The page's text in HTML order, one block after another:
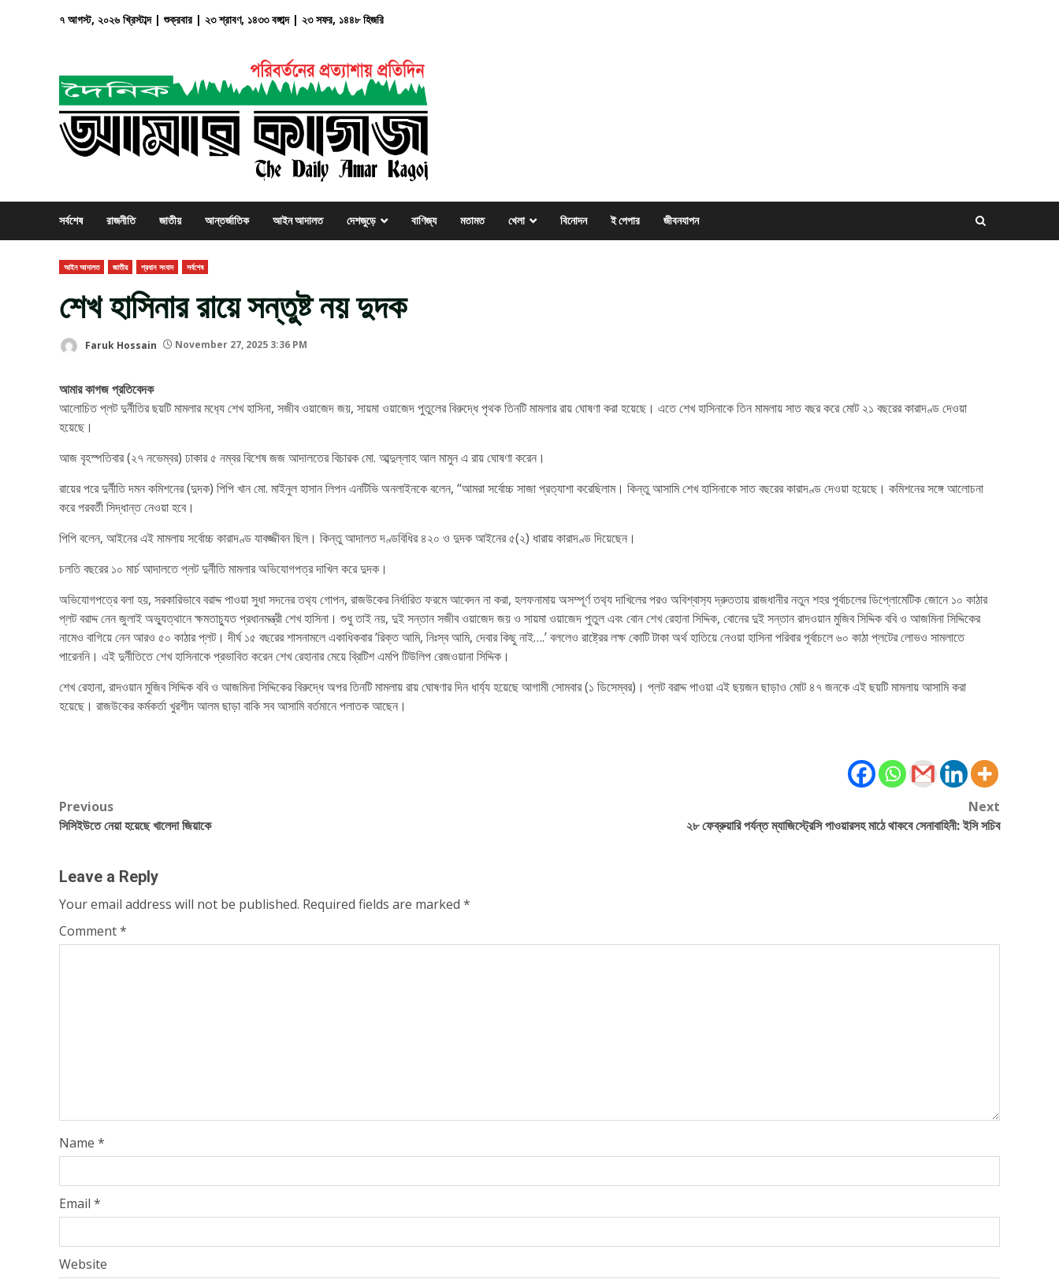
৭ আগস্ট, ২০২৬ খ্রিস্টাব্দ | শুক্রবার | ২৩ শ্রাবণ, ১৪৩৩ বঙ্গাব্দ | ২৩ সফর, ১৪৪৮ হিজরি
সর্বশেষ রাজনীতি জাতীয় আন্তর্জাতিক আইন আদালত দেশজুড়ে বাণিজ্য মতামত খেলা বিনোদন ই পেপার জীবনযাপন
আইন আদালত জাতীয় প্রধান সংবাদ সর্বশেষ
শেখ হাসিনার রায়ে সন্তুষ্ট নয় ‍দুদক
Faruk Hossain November 27, 2025 3:36 PM
আমার কাগজ প্রতিবেদক
আলোচিত প্লট দুর্নীতির ছয়টি মামলার মধ‍্যে শেখ হাসিনা, সজীব ওয়াজেদ জয়, সায়মা ওয়াজেদ পুতুলের বিরুদ্ধে পৃথক তিনটি মামলার রায় ঘোষণা করা হয়েছে। এতে শেখ হাসিনাকে তিন মামলায় সাত বছর করে মোট ২১ বছরের কারাদণ্ড দেওয়া
হয়েছে।
আজ বৃহস্পতিবার (২৭ নভেম্বর) ঢাকার ৫ নম্বর বিশেষ জজ আদালতের বিচারক মো. আব্দুল্লাহ আল মামুন এ রায় ঘোষণা করেন।
রায়ের পরে দুর্নীতি দমন কমিশনের (দুদক) পিপি খান মো. মাইনুল হাসান লিপন এনটিভি অনলাইনকে বলেন, “আমরা সর্বোচ্চ সাজা প্রত্যাশা করেছিলাম। কিন্তু আসামি শেখ হাসিনাকে সাত বছরের কারাদণ্ড দেওয়া হয়েছে। কমিশনের সঙ্গে আলোচনা
করে পরবর্তী সিদ্ধান্ত নেওয়া হবে।
পিপি বলেন, আইনের এই মামলায় সর্বোচ্চ কারাদণ্ড যাবজ্জীবন ছিল। কিন্তু আদালত দণ্ডবিধির ৪২০ ও দুদক আইনের ৫(২) ধারায় কারাদণ্ড দিয়েছেন।
চলতি বছরের ১০ মার্চ আদালতে প্লট দুর্নীতি মামলার অভিযোগপত্র দাখিল করে দুদক।
অভিযোগপত্রে বলা হয়, সরকারিভাবে বরাদ্দ পাওয়া সুধা সদনের তথ‍্য গোপন, রাজউকের নির্ধারিত ফরমে আবেদন না করা, হলফনামায় অসম্পূর্ণ তথ‍্য দাখিলের পরও অবিশ্বাস‍্য দ্রুততায় রাজধানীর নতুন শহর পূর্বাচলের ডিপ্লোমেটিক জোনে ১০ কাঠার
প্লট বরাদ্দ নেন জুলাই অভ‍্যুত্থানে ক্ষমতাচ‍্যুত প্রধানমন্ত্রী শেখ হাসিনা। শুধু তাই নয়, দুই সন্তান সজীব ওয়াজেদ জয় ও সায়মা ওয়াজেদ পুতুল এবং বোন শেখ রেহানা সিদ্দিক, বোনের দুই সন্তান রাদওয়ান মুজিব সিদ্দিক ববি ও আজমিনা সিদ্দিকের
নামেও বাগিয়ে নেন আরও ৫০ কাঠার প্লট। দীর্ঘ ১৫ বছরের শাসনামলে একাধিকবার ‘রিক্ত আমি, নিঃস্ব আমি, দেবার কিছু নাই….’ বললেও রাষ্ট্রের লক্ষ কোটি টাকা অর্থ হাতিয়ে নেওয়া হাসিনা পরিবার পূর্বাচলে ৬০ কাঠা প্লটের লোভও সামলাতে
পারেননি। এই দুর্নীতিতে শেখ হাসিনাকে প্রভাবিত করেন শেখ রেহানার মেয়ে ব্রিটিশ এমপি টিউলিপ রেজওয়ানা সিদ্দিক।
শেখ রেহানা, রাদওয়ান মুজিব সিদ্দিক ববি ও আজমিনা সিদ্দিকের বিরুদ্ধে অপর তিনটি মামলায় রায় ঘোষণার দিন ধার্য‍্য হয়েছে আগামী সোমবার (১ ডিসেম্বর)। প্লট বরাদ্দ পাওয়া এই ছয়জন ছাড়াও মোট ৪৭ জনকে এই ছয়টি মামলায় আসামি করা
হয়েছে। রাজউকের কর্মকর্তা খুরশীদ আলম ছাড়া বাকি সব আসামি বর্তমানে পলাতক আছেন।
Post
Previous
সিসিইউতে নেয়া হয়েছে খালেদা জিয়াকে
Next
২৮ ফেব্রুয়ারি পর্যন্ত ম্যাজিস্ট্রেসি পাওয়ারসহ মাঠে থাকবে সেনাবাহিনী: ইসি সচিব
Leave a Reply
Your email address will not be published. Required fields are marked *
Comment*
Name *
Email *
Website